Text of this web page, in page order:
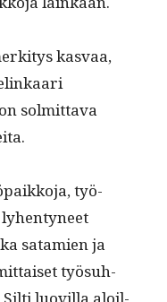
kas­vaa,
solmit­ta­va
työ­
satamien ja
työ­suh­
Silti luovil­la aloil­